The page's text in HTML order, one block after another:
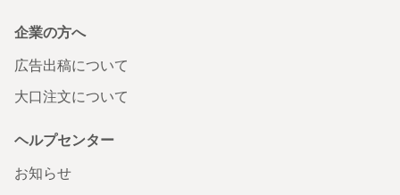
企業の方へ
広告出稿について
大口注文について
ヘルプセンター
お知らせ